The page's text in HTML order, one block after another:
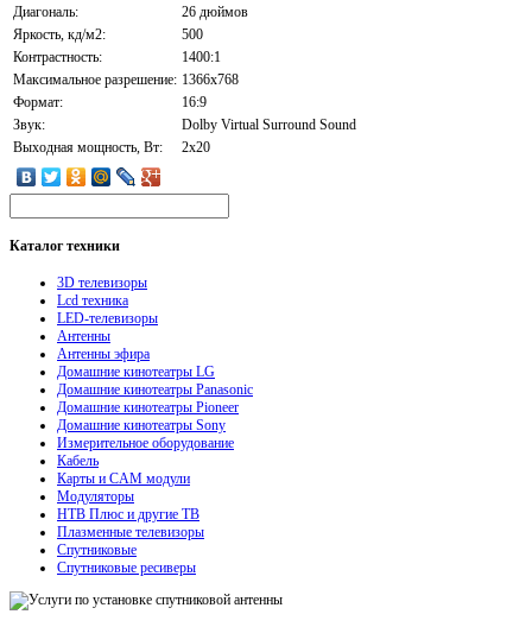
Диагональ:
26 дюймов
Яркость, кд/м2:
500
Контрастность:
1400:1
Максимальное разрешение: 1366x768
Формат:
16:9
Звук:
Dolby Virtual Surround Sound
Выходная мощность, Вт:
2x20
Каталогтехники
3D телевизоры
Lcd техника
LED-телевизоры
Антенны
Антенны эфира
Домашние кинотеатры LG
Домашние кинотеатры Panasonic
Домашние кинотеатры Pioneer
Домашние кинотеатры Sony
Измерительное оборудование
Кабель
Карты и CAM модули
Модуляторы
НТВ Плюс и другие ТВ
Плазменные телевизоры
Спутниковые
Спутниковые ресиверы